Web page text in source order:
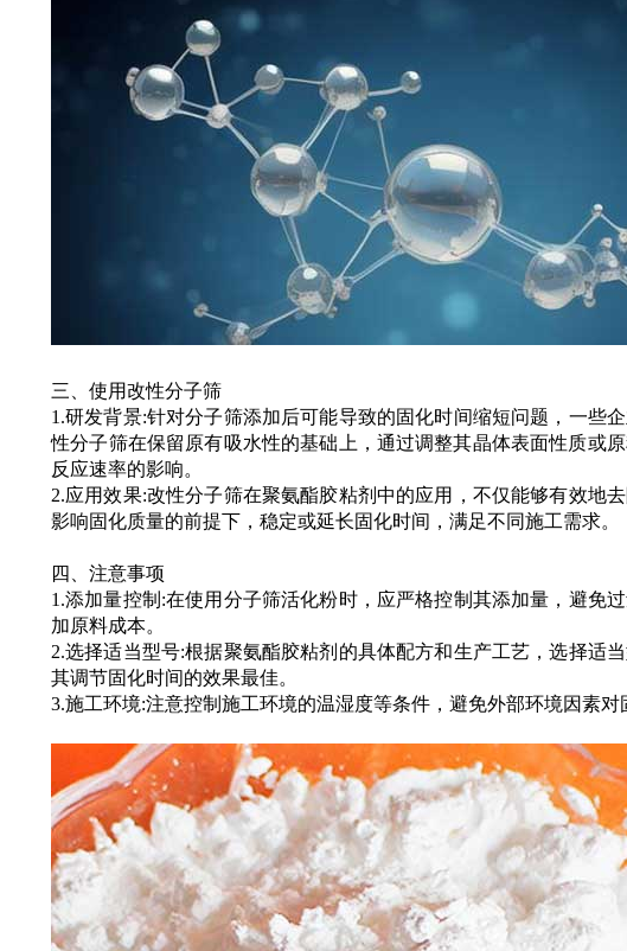
三、使用改性分子筛
1.研发背景:针对分子筛添加后可能导致的固化时间缩短问题，一些
性分子筛在保留原有吸水性的基础上，通过调整其晶体表面性质或
反应速率的影响。
2.应用效果:改性分子筛在聚氨酯胶粘剂中的应用，不仅能够有效地
影响固化质量的前提下，稳定或延长固化时间，满足不同施工需求。
四、注意事项
1.添加量控制:在使用分子筛活化粉时，应严格控制其添加量，避免
加原料成本。
2.选择适当型号:根据聚氨酯胶粘剂的具体配方和生产工艺，选择适
其调节固化时间的效果最佳。
3.施工环境:注意控制施工环境的温湿度等条件，避免外部环境因素对